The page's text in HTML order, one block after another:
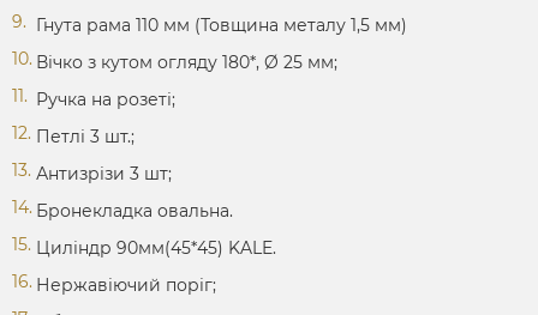
Гнута рама 110 мм (Товщина металу 1,5 мм)
Вічко з кутом огляду 180*, Ø 25 мм;
Ручка на розеті;
Петлі 3 шт.;
Антизрізи 3 шт;
Бронекладка овальна.
Циліндр 90мм(45*45) KALE.
Нержавіючий поріг;